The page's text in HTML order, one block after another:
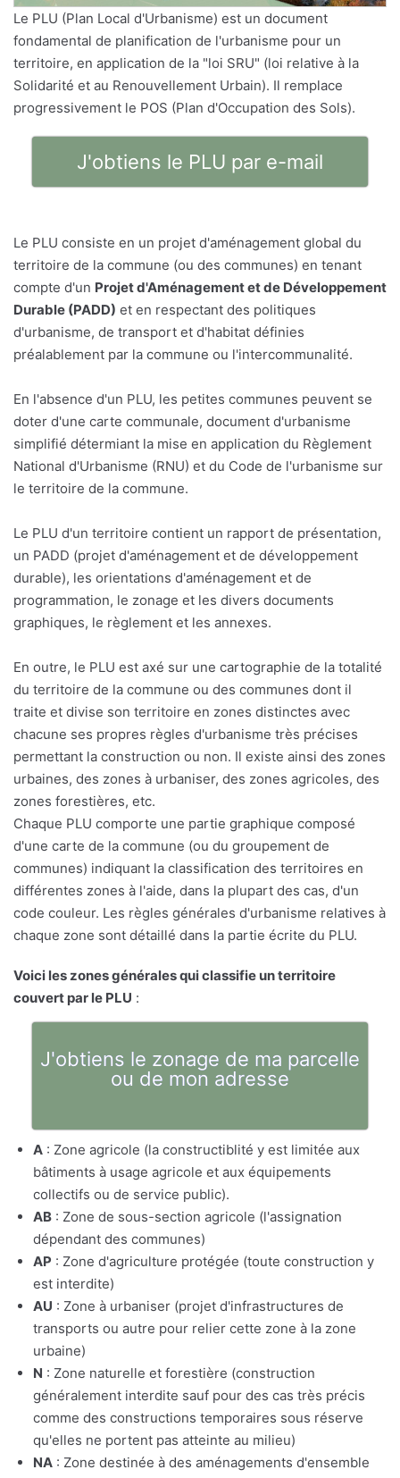
Le PLU (Plan Local d'Urbanisme) est un document
fondamental de planification de l'urbanisme pour un
territoire, en application de la "loi SRU" (loi relative à la
Solidarité et au Renouvellement Urbain). Il remplace
progressivement le POS (Plan d'Occupation des Sols).
J'obtiens le PLU par e-mail
Le PLU consiste en un projet d'aménagement global du
territoire de la commune (ou des communes) en tenant
compte d'un Projet d'Aménagement et de Développement
Durable (PADD) et en respectant des politiques
d'urbanisme, de transport et d'habitat définies
préalablement par la commune ou l'intercommunalité.
En l'absence d'un PLU, les petites communes peuvent se
doter d'une carte communale, document d'urbanisme
simplifié détermiant la mise en application du Règlement
National d'Urbanisme (RNU) et du Code de l'urbanisme sur
le territoire de la commune.
Le PLU d'un territoire contient un rapport de présentation,
un PADD (projet d'aménagement et de développement
durable), les orientations d'aménagement et de
programmation, le zonage et les divers documents
graphiques, le règlement et les annexes.
En outre, le PLU est axé sur une cartographie de la totalité
du territoire de la commune ou des communes dont il
traite et divise son territoire en zones distinctes avec
chacune ses propres règles d'urbanisme très précises
permettant la construction ou non. Il existe ainsi des zones
urbaines, des zones à urbaniser, des zones agricoles, des
zones forestières, etc.
Chaque PLU comporte une partie graphique composé
d'une carte de la commune (ou du groupement de
communes) indiquant la classification des territoires en
différentes zones à l'aide, dans la plupart des cas, d'un
code couleur. Les règles générales d'urbanisme relatives à
chaque zone sont détaillé dans la partie écrite du PLU.
Voici les zones générales qui classifie un territoire
couvert par le PLU :
J'obtiens le zonage de ma parcelle
ou de mon adresse
A : Zone agricole (la constructiblité y est limitée aux
bâtiments à usage agricole et aux équipements
collectifs ou de service public).
AB : Zone de sous-section agricole (l'assignation
dépendant des communes)
AP : Zone d'agriculture protégée (toute construction y
est interdite)
AU : Zone à urbaniser (projet d'infrastructures de
transports ou autre pour relier cette zone à la zone
urbaine)
N : Zone naturelle et forestière (construction
généralement interdite sauf pour des cas très précis
comme des constructions temporaires sous réserve
qu'elles ne portent pas atteinte au milieu)
NA : Zone destinée à des aménagements d'ensemble